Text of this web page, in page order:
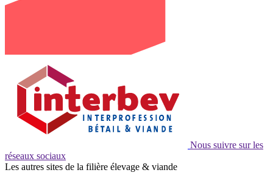
Nous suivre sur les
réseaux sociaux
Les autres sites de la filière élevage & viande